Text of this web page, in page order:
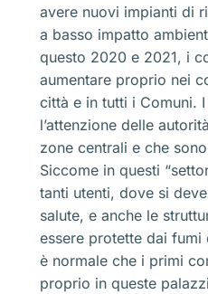
avere nuovi impianti di
a basso impatto
questo 2020 e 2021, i
aumentare proprio nei
città e in tutti i Comuni.
l’attenzione delle
zone centrali e che
Siccome in questi
tanti utenti, dove si
salute, e anche le
essere protette dai
è normale che i primi
proprio in queste